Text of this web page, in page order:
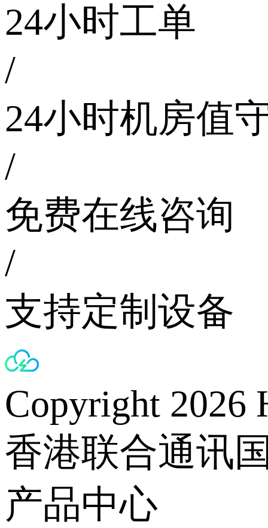
24小时工单
/
24小时机房值
/
免费在线咨询
/
支持定制设备
Copyright 2026
香港联合通讯
产品中心